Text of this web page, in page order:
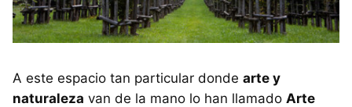
A este espacio tan particular donde arte y
naturaleza van de la mano lo han llamado Arte